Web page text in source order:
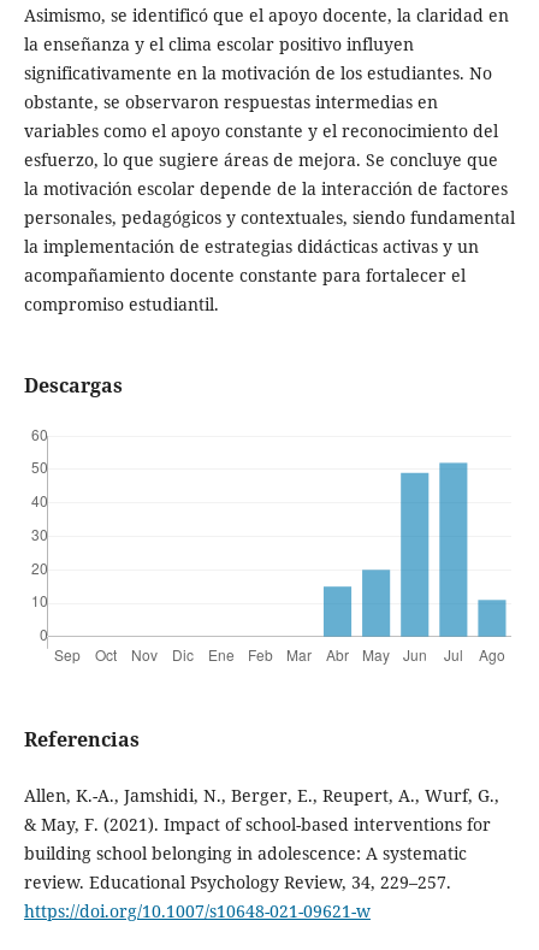
Asimismo, se identificó que el apoyo docente, la claridad en
la enseñanza y el clima escolar positivo influyen
significativamente en la motivación de los estudiantes. No
obstante, se observaron respuestas intermedias en
variables como el apoyo constante y el reconocimiento del
esfuerzo, lo que sugiere áreas de mejora. Se concluye que
la motivación escolar depende de la interacción de factores
personales, pedagógicos y contextuales, siendo fundamental
la implementación de estrategias didácticas activas y un
acompañamiento docente constante para fortalecer el
compromiso estudiantil.
Descargas
Referencias
Allen, K.-A., Jamshidi, N., Berger, E., Reupert, A., Wurf, G.,
& May, F. (2021). Impact of school-based interventions for
building school belonging in adolescence: A systematic
review. Educational Psychology Review, 34, 229–257.
https://doi.org/10.1007/s10648-021-09621-w